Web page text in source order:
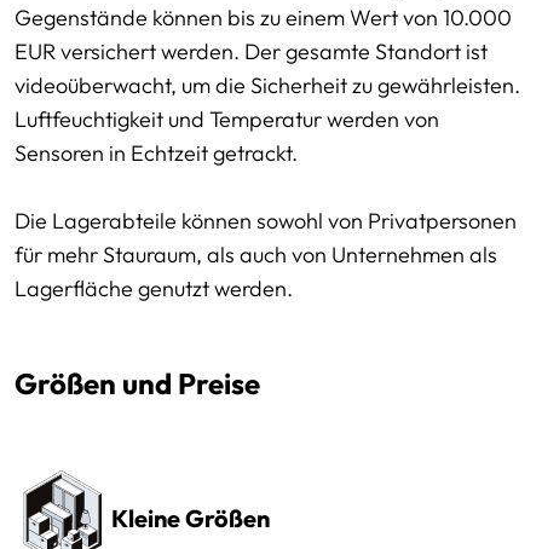
Gegenstände können bis zu einem Wert von 10.000
EUR versichert werden. Der gesamte Standort ist
videoüberwacht, um die Sicherheit zu gewährleisten.
Luftfeuchtigkeit und Temperatur werden von
Sensoren in Echtzeit getrackt.
Die Lagerabteile können sowohl von Privatpersonen
für mehr Stauraum, als auch von Unternehmen als
Lagerfläche genutzt werden.
Größen und Preise
Kleine Größen